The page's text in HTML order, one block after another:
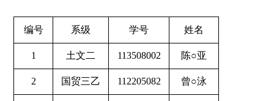
编号 系级 学号 姓名
1 土文二 113508002 陈○亚
2 国贸三乙 112205082 曾○泳